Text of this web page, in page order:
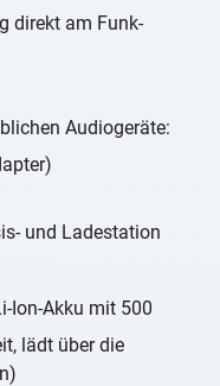
direkt am Funk-
Audiogeräte:
und Ladestation
Ion-Akku mit 500
lädt über die